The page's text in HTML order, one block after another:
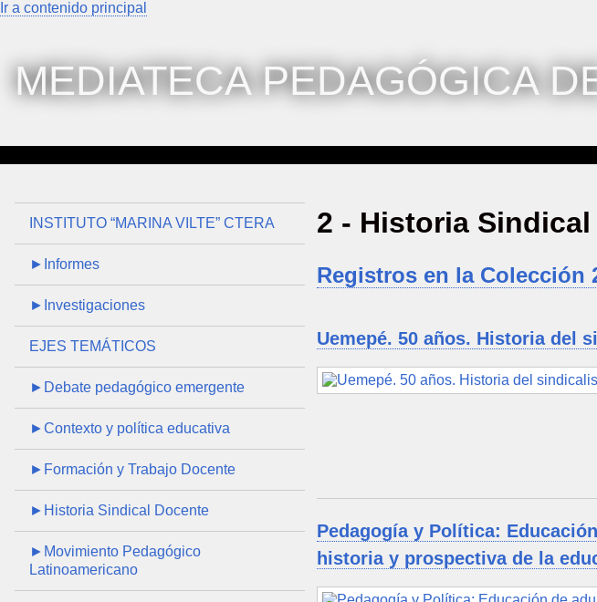
Ir a contenido principal
MEDIATECA PEDAGÓGICA
INSTITUTO “MARINA VILTE” CTERA
►Informes
►Investigaciones
EJES TEMÁTICOS
►Debate pedagógico emergente
►Contexto y política educativa
►Formación y Trabajo Docente
►Historia Sindical Docente
►Movimiento Pedagógico
Latinoamericano
2 - Historia
Registros en la Colección
Uemepé. 50 años. Historia del
Pedagogía y Política:
historia y prospectiva de la